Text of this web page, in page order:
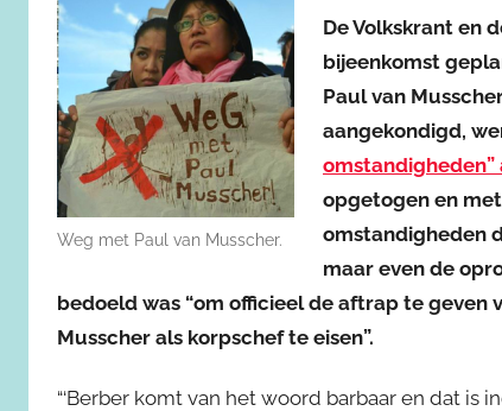
Weg met Paul van Musscher.
De Volkskrant en
bijeenkomst
Paul van
aangekondigd,
opgetogen en
omstandigheden
maar even de
bedoeld was “om officieel de aftrap te geven
Musscher als korpschef te eisen”.
“‘Berber komt van het woord barbaar en dat